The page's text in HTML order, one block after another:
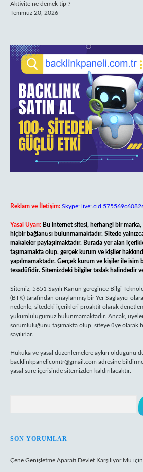
Aktivite ne demek tip ?
Temmuz 20, 2026
Reklam ve İletişim: Skype:
Yasal Uyarı: Bu internet sitesi, herhangi bir
hiçbir bağlantısı bulunmamaktadır. Sitede
makaleler paylaşılmaktadır. Burada yer alan
taşımamakta olup, gerçek kurum ve kişiler
yapılmamaktadır. Gerçek kurum ve kişiler ile isim
tesadüfidir. Sitemizdeki bilgiler taslak halindedir
Sitemiz, 5651 Sayılı Kanun gereğince Bilgi
(BTK) tarafından onaylanmış bir Yer Sağlayıcı
nedenle, sitedeki içerikleri proaktif olarak
yükümlülüğümüz bulunmamaktadır. Ancak,
sorumluluğunu taşımakta olup, siteye üye olarak
sayılırlar.
Hukuka ve yasal düzenlemelere aykırı olduğunu
backlinkpanelicomtr@gmail.com adresine
yasal süre içerisinde sitemizden kaldırılacaktır.
SON YORUMLAR
Çene Genişletme Aparatı Devlet Karşılıyor Mu için